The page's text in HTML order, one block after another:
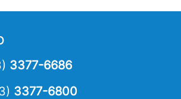
3377-6686
3377-6800